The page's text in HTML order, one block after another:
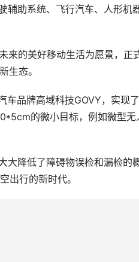
辅助系统、飞行汽车、人形机
来的美好移动生活为愿景，正
生态。
车品牌高域科技GOVY，实现
的微小目标，例如微型无
大降低了障碍物误检和漏检的
出行的新时代。